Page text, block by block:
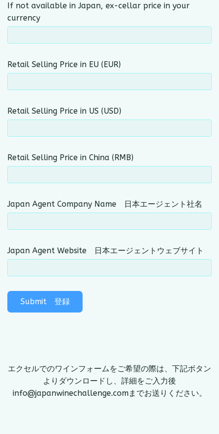
If not available in Japan, ex-cellar price in your
currency
Retail Selling Price in EU (EUR)
Retail Selling Price in US (USD)
Retail Selling Price in China (RMB)
Japan Agent Company Name 日本エージェント社名
Japan Agent Website 日本エージェントウェブサイト
Submit 登録
エクセルでのワインフォームをご希望の際は、下記ボタン
よりダウンロードし、詳細をご入力後
info@japanwinechallenge.comまでお送りください。